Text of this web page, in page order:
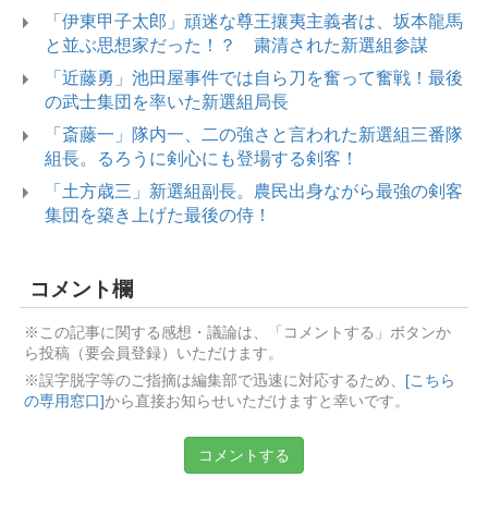
「伊東甲子太郎」頑迷な尊王攘夷主義者は、坂本龍馬
と並ぶ思想家だった！？ 粛清された新選組参謀
「近藤勇」池田屋事件では自ら刀を奮って奮戦！最後
の武士集団を率いた新選組局長
「斎藤一」隊内一、二の強さと言われた新選組三番隊
組長。るろうに剣心にも登場する剣客！
「土方歳三」新選組副長。農民出身ながら最強の剣客
集団を築き上げた最後の侍！
コメント欄
※この記事に関する感想・議論は、「コメントする」ボタンか
ら投稿（要会員登録）いただけます。
※誤字脱字等のご指摘は編集部で迅速に対応するため、
[こちら
の専用窓口]から直接お知らせいただけますと幸いです。
コメントする